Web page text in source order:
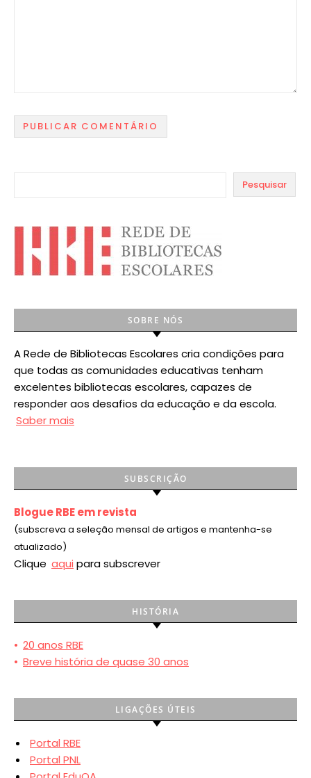
Pesquisar
SOBRE NÓS
A Rede de Bibliotecas Escolares cria condições para
que todas as comunidades educativas tenham
excelentes bibliotecas escolares, capazes de
responder aos desafios da educação e da escola.
Saber mais
SUBSCRIÇÃO
Blogue RBE em revista
(subscreva a seleção mensal de artigos e mantenha-se
atualizado)
Clique aqui para subscrever
HISTÓRIA
• 20 anos RBE
• Breve história de quase 30 anos
LIGAÇÕES ÚTEIS
Portal RBE
Portal PNL